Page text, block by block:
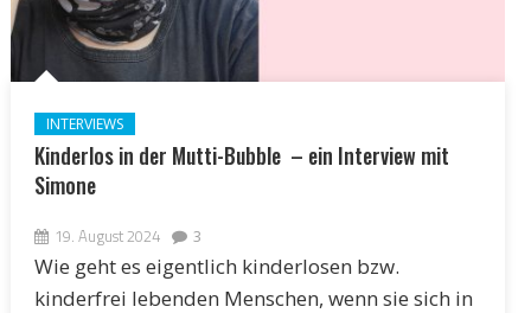
INTERVIEWS
Kinderlos in der Mutti-Bubble – ein Interview mit
Simone
19. August 2024 3
Wie geht es eigentlich kinderlosen bzw.
kinderfrei lebenden Menschen, wenn sie sich in